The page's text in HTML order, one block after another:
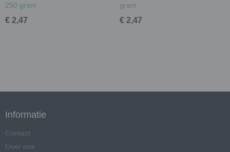
250 gram
€ 2,47
gram
€ 2,47
Informatie
Contact
Over ons